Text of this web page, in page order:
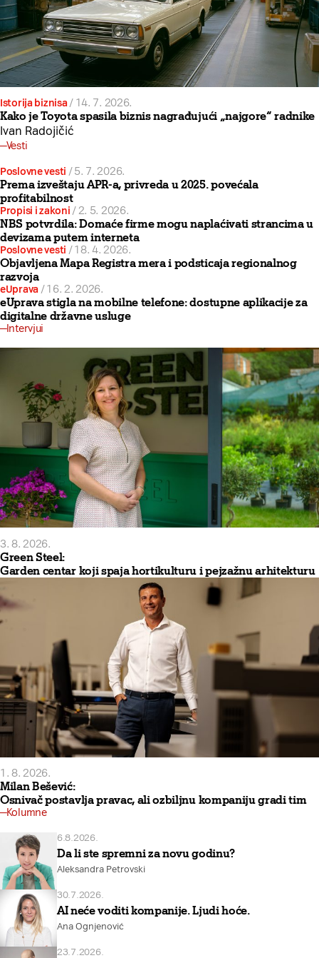
Istorija biznisa / 14. 7. 2026.
Kako je Toyota spasila biznis nagrađujući „najgore“ radnike
Ivan Radojičić
Vesti
Poslovne vesti /5. 7. 2026.
Prema izveštaju APR-a, privreda u 2025. povećala
profitabilnost
Propisi i zakoni / 2. 5. 2026.
NBS potvrdila: Domaće firme mogu naplaćivati strancima u
devizama putem interneta
Poslovne vesti /18. 4. 2026.
Objavljena Mapa Registra mera i podsticaja regionalnog
razvoja
eUprava /16. 2. 2026.
eUprava stigla na mobilne telefone: dostupne aplikacije za
digitalne državne usluge
Intervjui
3. 8. 2026.
Green Steel:
Garden centar koji spaja hortikulturu i pejzažnu arhitekturu
1. 8. 2026.
Milan Bešević:
Osnivač postavlja pravac, ali ozbiljnu kompaniju gradi tim
Kolumne
6.8.2026.
Da li ste spremni za novu godinu?
Aleksandra Petrovski
30.7.2026.
AI neće voditi kompanije. Ljudi hoće.
Ana Ognjenović
23.7.2026.